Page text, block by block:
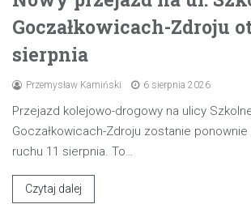
Goczałkowicach-Zdroju
sierpnia
Przemysław Kamiński 6 sierpnia 2026
Przejazd kolejowo-drogowy na ulicy
Goczałkowicach-Zdroju zostanie
ruchu 11 sierpnia. To…
Czytaj dalej